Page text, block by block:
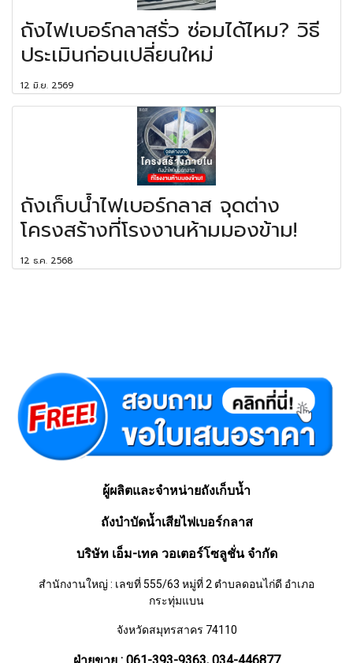
ถังไฟเบอร์กลาสรั่ว ซ่อมได้ไหม? วิธี
ประเมินก่อนเปลี่ยนใหม่
12 มิ.ย. 2569
ถังเก็บน้ำไฟเบอร์กลาส จุดต่าง
โครงสร้างที่โรงงานห้ามมองข้าม!
12 ธ.ค. 2568
ผู้ผลิตและจำหน่ายถังเก็บน้ำ
ถังบำบัดน้ำเสียไฟเบอร์กลาส
บริษัท เอ็ม-เทค วอเตอร์โซลูชั่น จำกัด
สำนักงานใหญ่ : เลขที่ 555/63 หมู่ที่ 2 ตำบลดอนไก่ดี อำเภอ
กระทุ่มแบน
จังหวัดสมุทรสาคร 74110